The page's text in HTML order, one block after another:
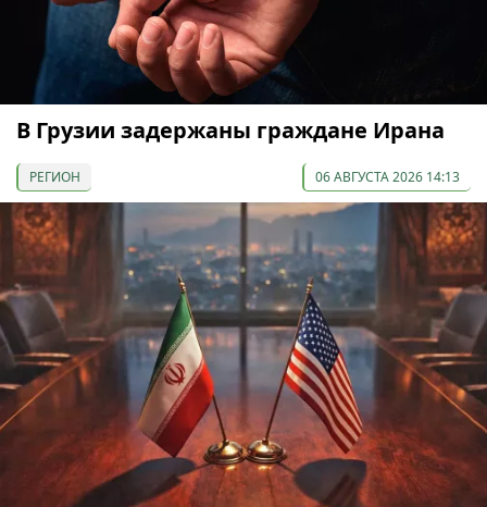
В Грузии задержаны граждане Ирана
РЕГИОН 06 АВГУСТА 2026 14:13